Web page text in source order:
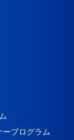
プログラム